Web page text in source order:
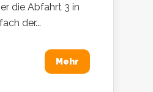
die Abfahrt 3 in
der...
Mehr